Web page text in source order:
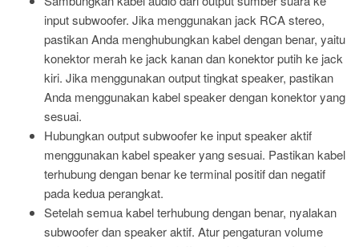
input subwoofer. Jika menggunakan jack RCA stereo,
pastikan Anda menghubungkan kabel dengan benar, yaitu
konektor merah ke jack kanan dan konektor putih ke jack
kiri. Jika menggunakan output tingkat speaker, pastikan
Anda menggunakan kabel speaker dengan konektor yang
sesuai.
Hubungkan output subwoofer ke input speaker aktif
menggunakan kabel speaker yang sesuai. Pastikan kabel
terhubung dengan benar ke terminal positif dan negatif
pada kedua perangkat.
Setelah semua kabel terhubung dengan benar, nyalakan
subwoofer dan speaker aktif. Atur pengaturan volume